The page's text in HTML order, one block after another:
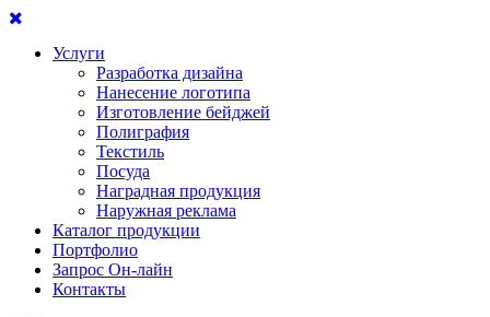
Услуги
Разработка дизайна
Нанесение логотипа
Изготовление бейджей
Полиграфия
Текстиль
Посуда
Наградная продукция
Наружная реклама
Каталог продукции
Портфолио
Запрос Он-лайн
Контакты